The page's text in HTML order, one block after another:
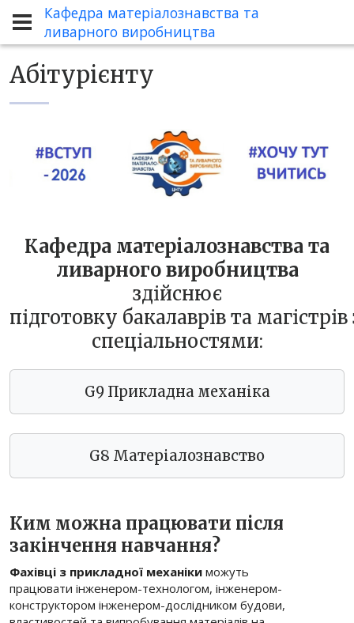
Кафедра матеріалознавства та
ливарного виробництва
Абітурієнту
Абітурієнту
Кафедра матеріалознавства та
ливарного виробництва
здійснює
підготовку бакалаврів та магістрів
спеціальностями:
G9 Прикладна механіка
G8 Матеріалознавство
Ким можна працювати після
закінчення навчання?
Фахівці з прикладної механіки можуть
працювати інженером-технологом, інженером-
конструктором інженером-дослідником будови,